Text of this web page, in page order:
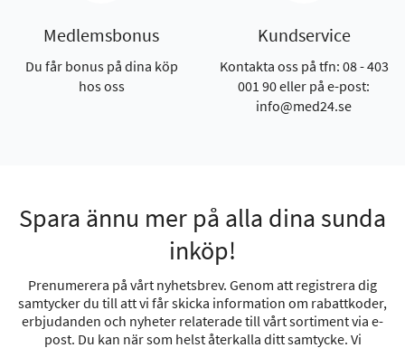
Medlemsbonus
Du får bonus på dina köp
hos oss
Kundservice
Kontakta oss på tfn: 08 - 403
001 90 eller på e-post:
info@med24.se
Spara ännu mer på alla dina sunda
inköp!
Prenumerera på vårt nyhetsbrev. Genom att registrera dig
samtycker du till att vi får skicka information om rabattkoder,
erbjudanden och nyheter relaterade till vårt sortiment via e-
post. Du kan när som helst återkalla ditt samtycke. Vi